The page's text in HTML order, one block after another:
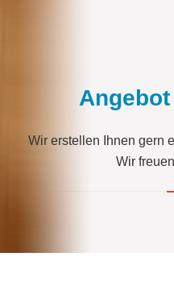
Wir erstellen Ihnen gern
Wir